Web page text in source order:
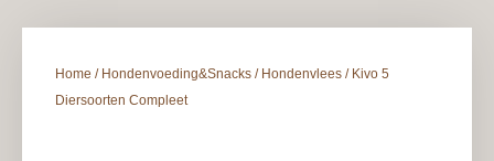
Home / Hondenvoeding&Snacks / Hondenvlees / Kivo 5
Diersoorten Compleet